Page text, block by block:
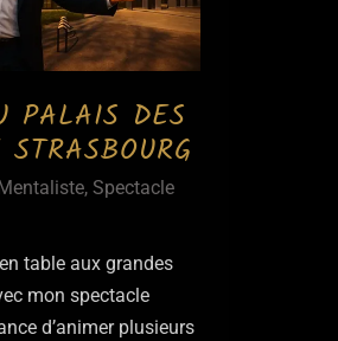
PALAIS DES
, Spectacle
table aux grandes
mon spectacle
d’animer plusieurs